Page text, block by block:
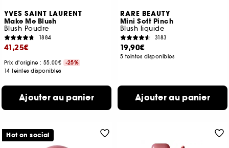
YVES SAINT LAURENT
Make Me Blush
Blush Poudre
1884
41,25€
Prix d'origine : 55,00€
-25%
14 teintes disponibles
Ajouter au panier
RARE BEAUTY
Mini Soft Pinch
Blush liquide
3183
19,90€
5 teintes disponibles
Ajouter au panier
Hot on social